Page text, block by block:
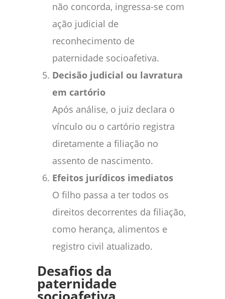
não concorda, ingressa-se com
ação judicial de
reconhecimento de
paternidade socioafetiva.
Decisão judicial ou lavratura
em cartório
Após análise, o juiz declara o
vínculo ou o cartório registra
diretamente a filiação no
assento de nascimento.
Efeitos jurídicos imediatos
O filho passa a ter todos os
direitos decorrentes da filiação,
como herança, alimentos e
registro civil atualizado.
Desafios da
paternidade